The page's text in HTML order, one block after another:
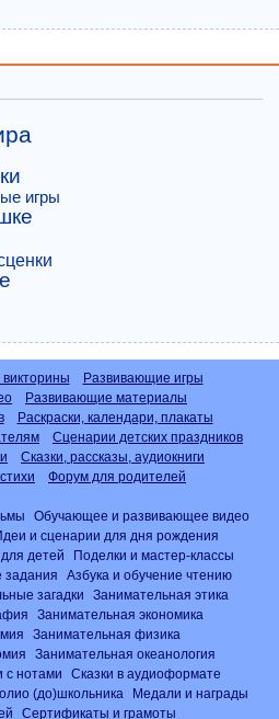
игры
викторины
Развивающие игры
Развивающие материалы
Раскраски, календари, плакаты
Сценарии детских праздников
Сказки, рассказы, аудиокниги
Форум для родителей
Обучающее и развивающее видео
и сценарии для дня рождения
для детей
Поделки и мастер-классы
задания
Азбука и обучение чтению
загадки
Занимательная этика
Занимательная экономика
Занимательная физика
Занимательная океанология
с нотами
Сказки в аудиоформате
(до)школьника
Медали и награды
Сертификаты и грамоты